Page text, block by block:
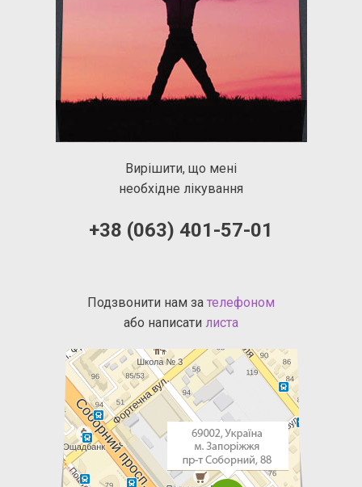
Вирішити, що мені
необхідне лікування
+38 (063) 401-57-01
Подзвонити нам за телефоном
або написати листа